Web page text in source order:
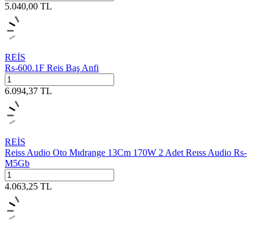
5.040,00 TL
REİS
Rs-600.1F Reis Baş Anfi
6.094,37 TL
REİS
Reiss Audio Oto Mıdrange 13Cm 170W 2 Adet Reıss Audio Rs-
M5Gb
4.063,25 TL